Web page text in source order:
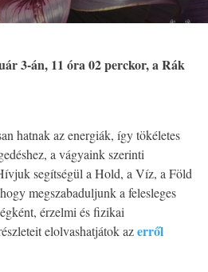
3-án, 11 óra 02 perckor, a Rák
hatnak az energiák, így tökéletes
a vágyaink szerinti
segítségül a Hold, a Víz, a Föld
megszabaduljunk a felesleges
érzelmi és fizikai
elolvashatjátok azerről